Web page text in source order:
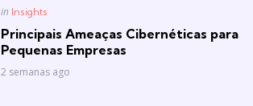
Posted
in Insights
Principais Ameaças Cibernéticas para
Pequenas Empresas
2 semanas ago